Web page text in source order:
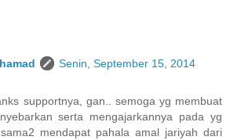
Senin, September 15, 2014
supportnya, gan.. semoga yg membuat
serta mengajarkannya pada yg
mendapat pahala amal jariyah dari